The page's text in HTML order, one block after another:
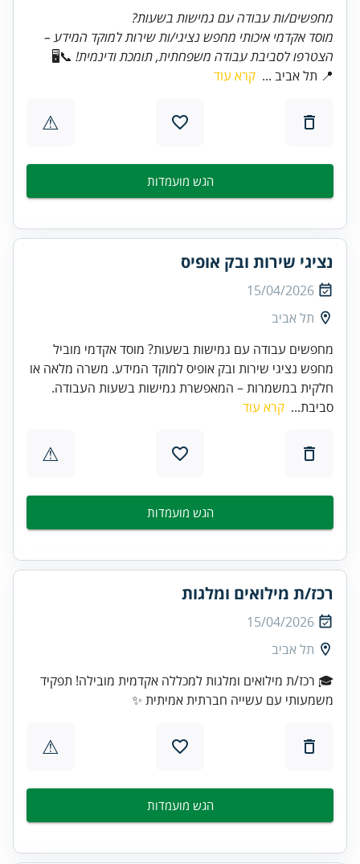
מחפשים/ות עבודה עם גמישות בשעות?
מוסד אקדמי איכותי מחפש נציגי/ות שירות למוקד המידע –
הצטרפו לסביבת עבודה משפחתית, תומכת ודינמית! 📞🖥️
📍 תל אביב ... קרא עוד
⚠
הגש מועמדות
נציגי שירות ובק אופיס
15/04/2026
תל אביב
מחפשים עבודה עם גמישות בשעות? מוסד אקדמי מוביל
מחפש נציגי שירות ובק אופיס למוקד המידע. משרה מלאה או
חלקית במשמרות – המאפשרת גמישות בשעות העבודה.
סביבת... קרא עוד
⚠
הגש מועמדות
רכז/ת מילואים ומלגות
15/04/2026
תל אביב
🎓 רכז/ת מילואים ומלגות למכללה אקדמית מובילה! תפקיד
משמעותי עם עשייה חברתית אמיתית ✨
⚠
הגש מועמדות